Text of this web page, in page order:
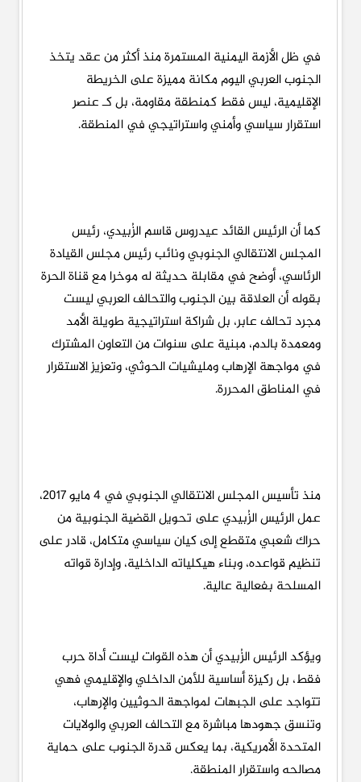
في ظل الأزمة اليمنية المستمرة منذ أكثر من عقد يتخذ
الجنوب العربي اليوم مكانة مميزة على الخريطة
الإقليمية، ليس فقط كمنطقة مقاومة، بل كـ عنصر
استقرار سياسي وأمني واستراتيجي في المنطقة.
كما أن الرئيس القائد عيدروس قاسم الزُبيدي، رئيس
المجلس الانتقالي الجنوبي ونائب رئيس مجلس القيادة
الرئاسي، أوضح في مقابلة حديثة له موخرا مع قناة الحرة
بقوله أن العلاقة بين الجنوب والتحالف العربي ليست
مجرد تحالف عابر، بل شراكة استراتيجية طويلة الأمد
ومعمدة بالدم، مبنية على سنوات من التعاون المشترك
في مواجهة الإرهاب ومليشيات الحوثي، وتعزيز الاستقرار
في المناطق المحررة.
منذ تأسيس المجلس الانتقالي الجنوبي في 4 مايو 2017،
عمل الرئيس الزُبيدي على تحويل القضية الجنوبية من
حراك شعبي متقطع إلى كيان سياسي متكامل، قادر على
تنظيم قواعده، وبناء هيكلياته الداخلية، وإدارة قواته
المسلحة بفعالية عالية.
ويؤكد الرئيس الزُبيدي أن هذه القوات ليست أداة حرب
فقط، بل ركيزة أساسية للأمن الداخلي والإقليمي فهي
تتواجد على الجبهات لمواجهة الحوثيين والإرهاب،
وتنسق جهودها مباشرة مع التحالف العربي والولايات
المتحدة الأمريكية، بما يعكس قدرة الجنوب على حماية
مصالحه واستقرار المنطقة.